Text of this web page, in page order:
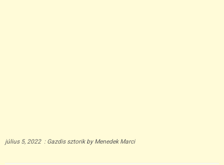
július 5, 2022: Gazdis sztorik by Menedek Marci